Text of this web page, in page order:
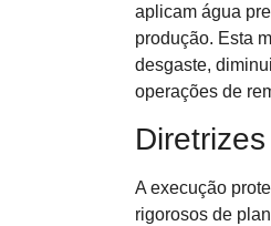
aplicam água
produção. Esta
desgaste,
operações de
A execução
rigorosos de